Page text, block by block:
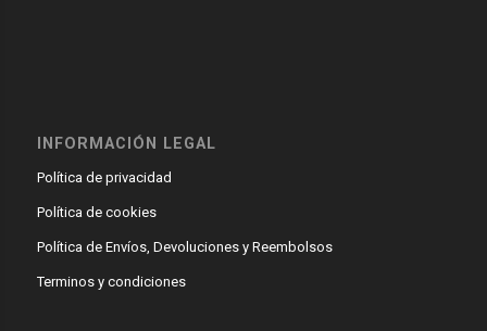
INFORMACIÓN LEGAL
Política de privacidad
Política de cookies
Política de Envíos, Devoluciones y Reembolsos
Terminos y condiciones